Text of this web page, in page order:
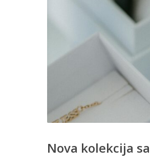
Nova kolekcija